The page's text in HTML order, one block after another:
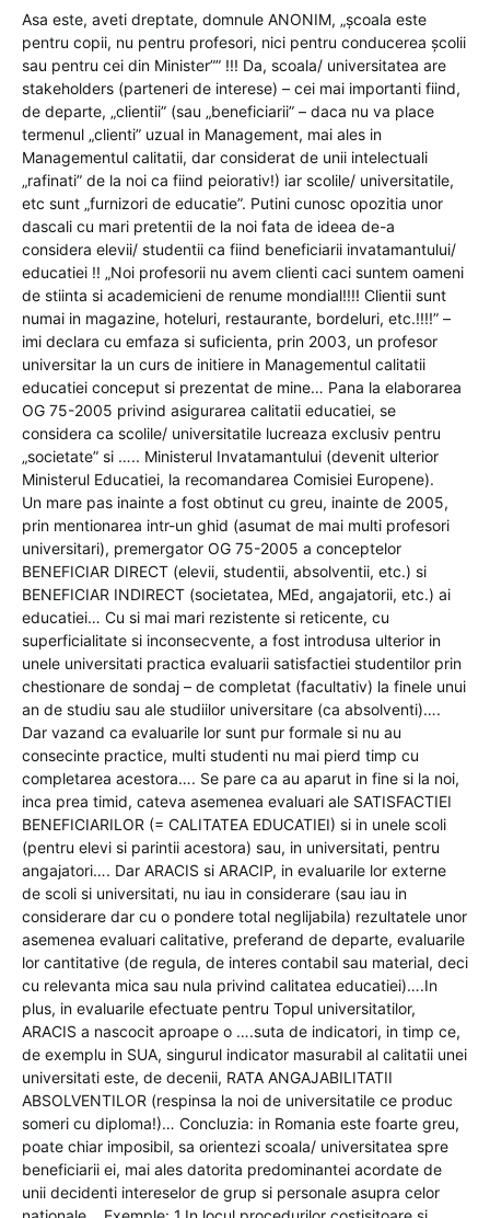
Asa este, aveti dreptate, domnule ANONIM, „școala este
pentru copii, nu pentru profesori, nici pentru conducerea școlii
sau pentru cei din Minister”” !!! Da, scoala/ universitatea are
stakeholders (parteneri de interese) – cei mai importanti fiind,
de departe, „clientii” (sau „beneficiarii” – daca nu va place
termenul „clienti” uzual in Management, mai ales in
Managementul calitatii, dar considerat de unii intelectuali
„rafinati” de la noi ca fiind peiorativ!) iar scolile/ universitatile,
etc sunt „furnizori de educatie”. Putini cunosc opozitia unor
dascali cu mari pretentii de la noi fata de ideea de-a
considera elevii/ studentii ca fiind beneficiarii invatamantului/
educatiei !! „Noi profesorii nu avem clienti caci suntem oameni
de stiinta si academicieni de renume mondial!!!! Clientii sunt
numai in magazine, hoteluri, restaurante, bordeluri, etc.!!!!” –
imi declara cu emfaza si suficienta, prin 2003, un profesor
universitar la un curs de initiere in Managementul calitatii
educatiei conceput si prezentat de mine… Pana la elaborarea
OG 75-2005 privind asigurarea calitatii educatiei, se
considera ca scolile/ universitatile lucreaza exclusiv pentru
„societate” si ….. Ministerul Invatamantului (devenit ulterior
Ministerul Educatiei, la recomandarea Comisiei Europene).
Un mare pas inainte a fost obtinut cu greu, inainte de 2005,
prin mentionarea intr-un ghid (asumat de mai multi profesori
universitari), premergator OG 75-2005 a conceptelor
BENEFICIAR DIRECT (elevii, studentii, absolventii, etc.) si
BENEFICIAR INDIRECT (societatea, MEd, angajatorii, etc.) ai
educatiei… Cu si mai mari rezistente si reticente, cu
superficialitate si inconsecvente, a fost introdusa ulterior in
unele universitati practica evaluarii satisfactiei studentilor prin
chestionare de sondaj – de completat (facultativ) la finele unui
an de studiu sau ale studiilor universitare (ca absolventi)….
Dar vazand ca evaluarile lor sunt pur formale si nu au
consecinte practice, multi studenti nu mai pierd timp cu
completarea acestora…. Se pare ca au aparut in fine si la noi,
inca prea timid, cateva asemenea evaluari ale SATISFACTIEI
BENEFICIARILOR (= CALITATEA EDUCATIEI) si in unele scoli
(pentru elevi si parintii acestora) sau, in universitati, pentru
angajatori…. Dar ARACIS si ARACIP, in evaluarile lor externe
de scoli si universitati, nu iau in considerare (sau iau in
considerare dar cu o pondere total neglijabila) rezultatele unor
asemenea evaluari calitative, preferand de departe, evaluarile
lor cantitative (de regula, de interes contabil sau material, deci
cu relevanta mica sau nula privind calitatea educatiei)….In
plus, in evaluarile efectuate pentru Topul universitatilor,
ARACIS a nascocit aproape o ….suta de indicatori, in timp ce,
de exemplu in SUA, singurul indicator masurabil al calitatii unei
universitati este, de decenii, RATA ANGAJABILITATII
ABSOLVENTILOR (respinsa la noi de universitatile ce produc
someri cu diploma!)… Concluzia: in Romania este foarte greu,
poate chiar imposibil, sa orientezi scoala/ universitatea spre
beneficiarii ei, mai ales datorita predominantei acordate de
unii decidenti intereselor de grup si personale asupra celor